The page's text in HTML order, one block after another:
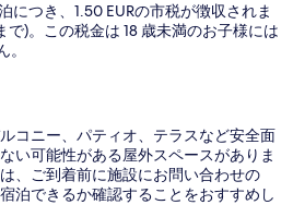
につき、1.50 EURの市税が徴収されま
で)。この税金は 18 歳未満のお子様には
コニー、パティオ、テラスなど安全面
い可能性がある屋外スペースがありま
、ご到着前に施設にお問い合わせの
泊できるか確認することをおすすめし